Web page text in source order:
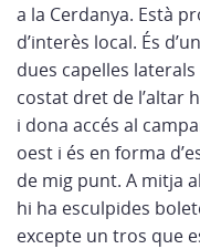
a la Cerdanya. Està
d’interès local. És
dues capelles
costat dret de l’altar
i dona accés al
oest i és en forma
de mig punt. A mitja
hi ha esculpides
excepte un tros que